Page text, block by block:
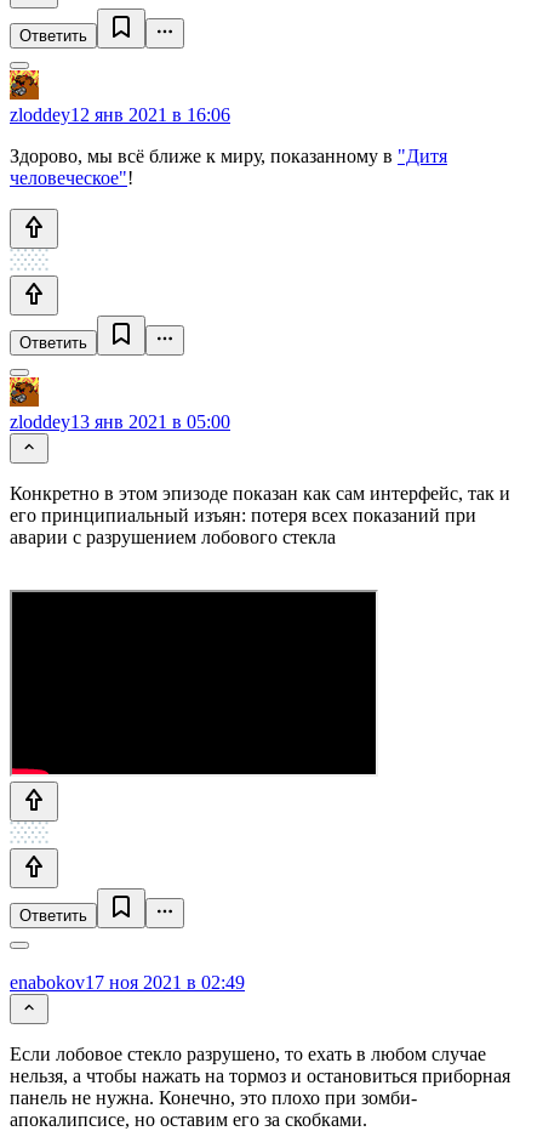
Ответить
zloddey12 янв 2021 в 16:06
Здорово, мы всё ближе к миру, показанному в "Дитя
человеческое"!
Ответить
zloddey13 янв 2021 в 05:00
Конкретно в этом эпизоде показан как сам интерфейс, так и
его принципиальный изъян: потеря всех показаний при
аварии с разрушением лобового стекла
Ответить
enabokov17 ноя 2021 в 02:49
Если лобовое стекло разрушено, то ехать в любом случае
нельзя, а чтобы нажать на тормоз и остановиться приборная
панель не нужна. Конечно, это плохо при зомби-
апокалипсисе, но оставим его за скобками.